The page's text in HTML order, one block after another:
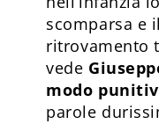
scomparsa e
ritrovamento
vede
modo
parole